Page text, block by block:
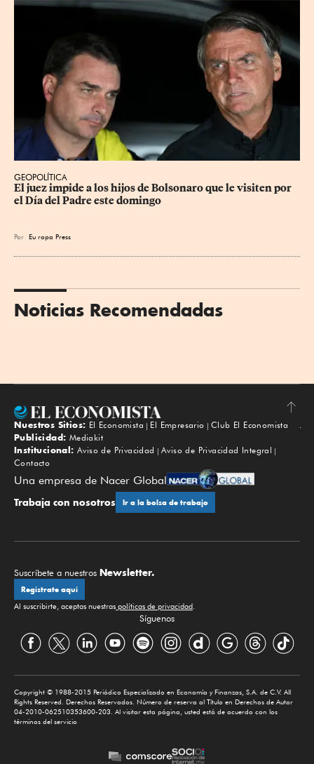
GEOPOLÍTICA
El juez impide a los hijos de Bolsonaro que le visiten por
el Día del Padre este domingo
Por Eu ropa Press
Noticias Recomendadas
Subir
Nuestros Sitios: El Economista El Empresario
Club El Economista
Publicidad: Mediakit
Institucional: Aviso de Privacidad
Aviso de Privacidad Integral
Contacto
Una empresa de Nacer Global
Trabaja con nosotros Ir a la bolsa de trabajo
Suscríbete a nuestros Newsletter.
Regístrate aquí
Al suscribirte, aceptas nuestras políticas de privacidad
Síguenos
Copyright © 1988-2015 Periódico Especializado en Economía y Finanzas, S.A. de C.V. All
Rights Reserved. Derechos Reservados. Número de reserva al Título en Derechos de Autor
04-2010-062510353600-203. Al visitar esta página, usted está de acuerdo con los
términos del servicio